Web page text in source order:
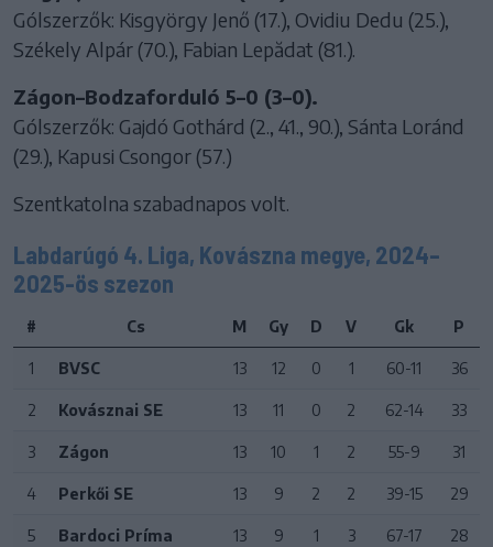
Gólszerzők: Kisgyörgy Jenő (17.), Ovidiu Dedu (25.),
Székely Alpár (70.), Fabian Lepădat (81.).
Zágon–Bodzaforduló 5–0 (3–0).
Gólszerzők: Gajdó Gothárd (2., 41., 90.), Sánta Loránd
(29.), Kapusi Csongor (57.)
Szentkatolna szabadnapos volt.
Labdarúgó 4. Liga, Kovászna megye, 2024–
2025-ös szezon
# Cs M Gy D V Gk P
1 BVSC 13 12 0 1 60-11 36
2 Kovásznai SE 13 11 0 2 62-14 33
3 Zágon 13 10 1 2 55-9 31
4 Perkői SE 13 9 2 2 39-15 29
5 Bardoci Príma 13 9 1 3 67-17 28